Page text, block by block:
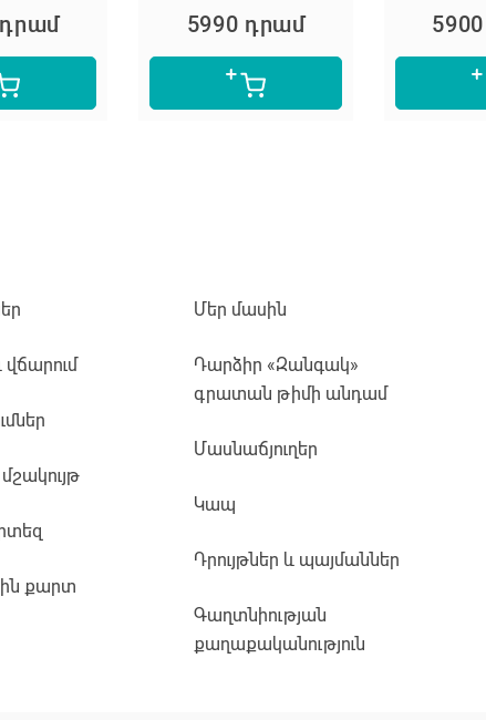
5990 դրամ
վճարում
քարտ
Մեր մասին
Դարձիր «Զանգակ»
գրատան թիմի անդամ
Մասնաճյուղեր
Կապ
Դրույթներ և պայմաններ
Գաղտնիության
քաղաքականություն